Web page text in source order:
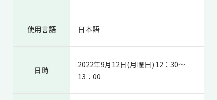
国際学生ワークショップ
UCDリトリート
保護者の方へ
教職員の方へ
地域・一般の方へ
企業・研究者の方へ
使用言語 日本語
日時
2022年9月12日(月曜日) 12：30～
13：00